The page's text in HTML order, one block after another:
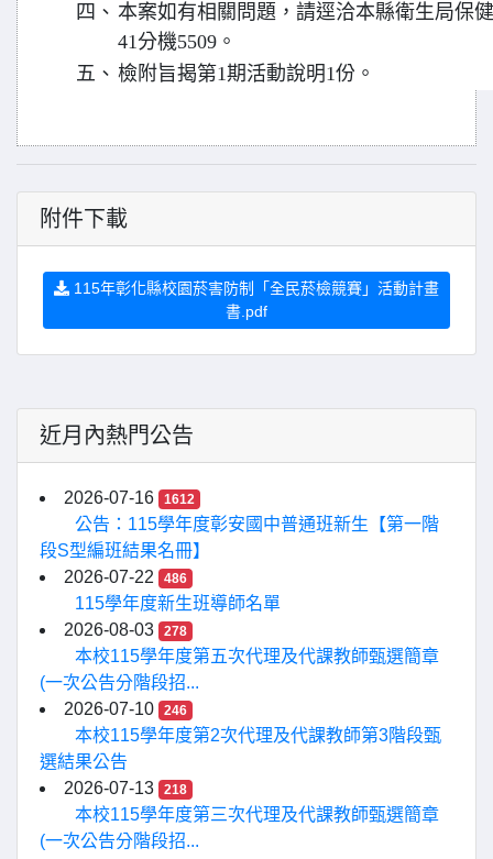
四、 本案如有相關問題，請逕洽本縣衛生局保
41分機5509。
五、 檢附旨揭第1期活動說明1份。
附件下載
115年彰化縣校園菸害防制「全民菸檢競賽」活動計畫
書.pdf
近月內熱門公告
2026-07-16 1612
公告：115學年度彰安國中普通班新生【第一階
段S型編班結果名冊】
2026-07-22
486
115學年度新生班導師名單
2026-08-03
278
本校115學年度第五次代理及代課教師甄選簡章
(一次公告分階段招...
2026-07-10
246
本校115學年度第2次代理及代課教師第3階段甄
選結果公告
2026-07-13
218
本校115學年度第三次代理及代課教師甄選簡章
(一次公告分階段招...